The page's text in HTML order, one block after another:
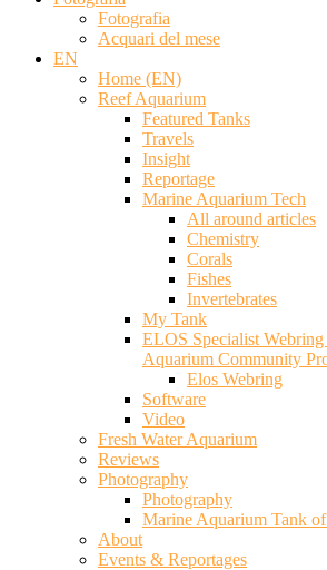
Fotografia
Acquari del mese
EN
Home (EN)
Reef Aquarium
Featured Tanks
Travels
Insight
Reportage
Marine Aquarium Tech
All around articles
Chemistry
Corals
Fishes
Invertebrates
My Tank
ELOS Specialist
Aquarium Community
Elos Webring
Software
Video
Fresh Water Aquarium
Reviews
Photography
Photography
Marine Aquarium Tank
About
Events & Reportages